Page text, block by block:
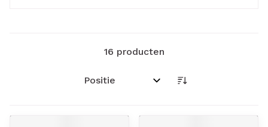
16 producten
Sorteer op: